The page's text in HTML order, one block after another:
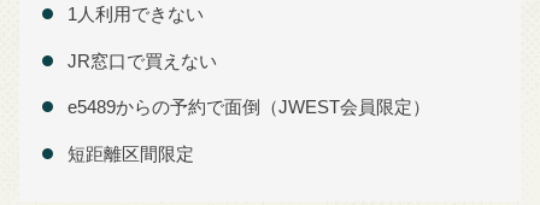
1人利用できない
JR窓口で買えない
e5489からの予約で面倒（JWEST会員限定）
短距離区間限定